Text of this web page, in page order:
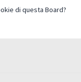
di questa Board?